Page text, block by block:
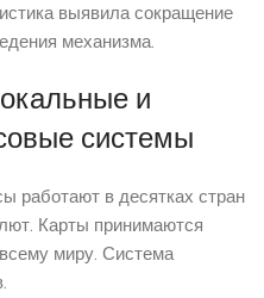
выявила сокращение
механизма.
и
системы
работают в десятках стран
Карты принимаются
миру. Система